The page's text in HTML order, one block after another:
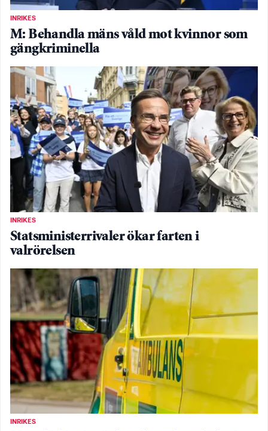
INRIKES
M: Behandla mäns våld mot kvinnor som
gängkriminella
INRIKES
Statsministerrivaler ökar farten i
valrörelsen
INRIKES